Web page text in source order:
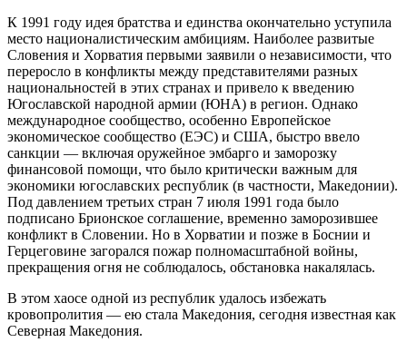
К 1991 году идея братства и единства окончательно уступила
место националистическим амбициям. Наиболее развитые
Словения и Хорватия первыми заявили о независимости, что
переросло в конфликты между представителями разных
национальностей в этих странах и привело к введению
Югославской народной армии (ЮНА) в регион. Однако
международное сообщество, особенно Европейское
экономическое сообщество (ЕЭС) и США, быстро ввело
санкции — включая оружейное эмбарго и заморозку
финансовой помощи, что было критически важным для
экономики югославских республик (в частности, Македонии).
Под давлением третьих стран 7 июля 1991 года было
подписано Брионское соглашение, временно заморозившее
конфликт в Словении. Но в Хорватии и позже в Боснии и
Герцеговине загорался пожар полномасштабной войны,
прекращения огня не соблюдалось, обстановка накалялась.
В этом хаосе одной из республик удалось избежать
кровопролития — ею стала Македония, сегодня известная как
Северная Македония.